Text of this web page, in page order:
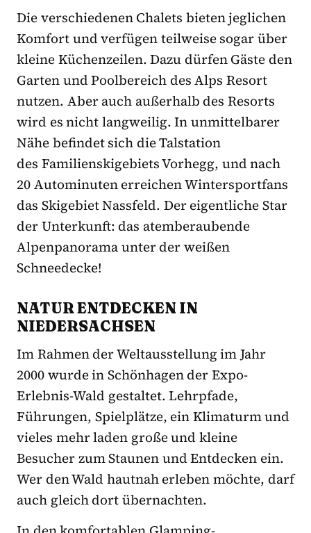
Die verschiedenen Chalets bieten jeglichen
Komfort und verfügen teilweise sogar über
kleine Küchenzeilen. Dazu dürfen Gäste den
Garten und Poolbereich des Alps Resort
nutzen. Aber auch außerhalb des Resorts
wird es nicht langweilig. In unmittelbarer
Nähe befindet sich die Talstation
des Familienskigebiets Vorhegg, und nach
20 Autominuten erreichen Wintersportfans
das Skigebiet Nassfeld. Der eigentliche Star
der Unterkunft: das atemberaubende
Alpenpanorama unter der weißen
Schneedecke!
NATUR ENTDECKEN IN
NIEDERSACHSEN
Im Rahmen der Weltausstellung im Jahr
2000 wurde in Schönhagen der Expo-
Erlebnis-Wald gestaltet. Lehrpfade,
Führungen, Spielplätze, ein Klimaturm und
vieles mehr laden große und kleine
Besucher zum Staunen und Entdecken ein.
Wer den Wald hautnah erleben möchte, darf
auch gleich dort übernachten.